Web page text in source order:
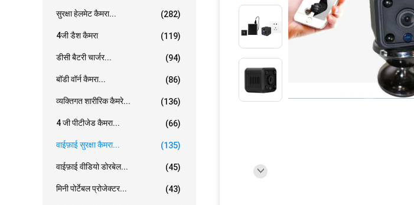
सुरक्षा हेलमेट कैमरा... (282)
4जी डैश कैमरा (119)
डीसी बैटरी चार्जर... (94)
बॉडी वॉर्न कैमरा... (86)
व्यक्तिगत शारीरिक कैमरे... (136)
4 जी पीटीजेड कैमरा... (66)
वाईफ़ाई सुरक्षा कैमरा... (135)
वाईफ़ाई वीडियो डोरबेल... (45)
मिनी पोर्टेबल प्रोजेक्टर... (43)